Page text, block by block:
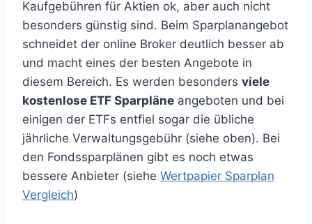
Kaufgebühren für Aktien ok, aber auch nicht
besonders günstig sind. Beim Sparplanangebot
schneidet der online Broker deutlich besser ab
und macht eines der besten Angebote in
diesem Bereich. Es werden besonders viele
kostenlose ETF Sparpläne angeboten und bei
einigen der ETFs entfiel sogar die übliche
jährliche Verwaltungsgebühr (siehe oben). Bei
den Fondssparplänen gibt es noch etwas
bessere Anbieter (siehe Wertpapier Sparplan
Vergleich)